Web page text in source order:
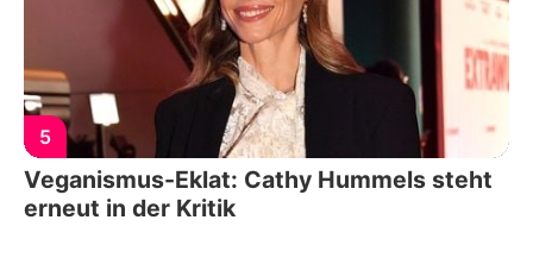
5
Veganismus-Eklat: Cathy Hummels steht
erneut in der Kritik